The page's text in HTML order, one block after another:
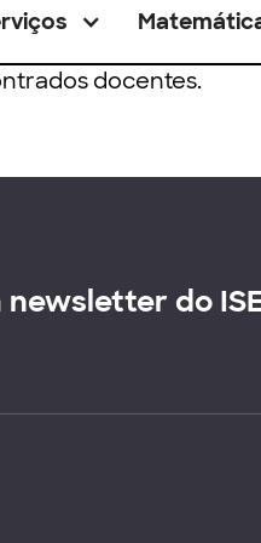
docentes.
newsletter do